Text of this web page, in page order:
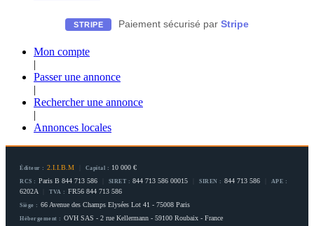
STRIPE Paiement sécurisé par Stripe
Mon compte
|
Passer une annonce
|
Rechercher une annonce
|
Annonces locales
Éditeur : 2.I.I.B.M Capital : 10 000 €
RCS : Paris B 844 713 586 SIRET : 844 713 586 00015 SIREN : 844 713 586 APE :
6202A TVA : FR56 844 713 586
Siège : 66 Avenue des Champs Elysées Lot 41 - 75008 Paris
Hébergement : OVH SAS - 2 rue Kellermann - 59100 Roubaix - France